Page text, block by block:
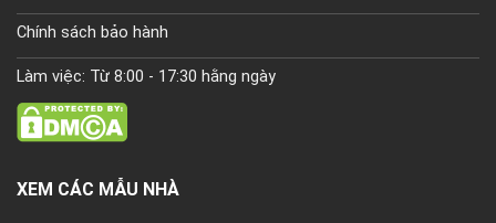
Chính sách bảo hành
Làm việc: Từ 8:00 - 17:30 hằng ngày
XEM CÁC MẪU NHÀ